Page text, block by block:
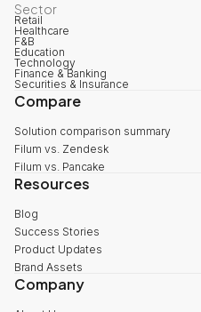
Sector
Retail
Healthcare
F&B
Education
Technology
Finance & Banking
Securities & Insurance
Compare
Solution comparison summary
Filum vs. Zendesk
Filum vs. Pancake
Resources
Blog
Success Stories
Product Updates
Brand Assets
Company